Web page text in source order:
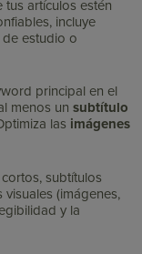
tus artículos estén
incluye
estudio o
principal en el
menos unsubtítulo
las imágenes
subtítulos
visuales (imágenes,
y la